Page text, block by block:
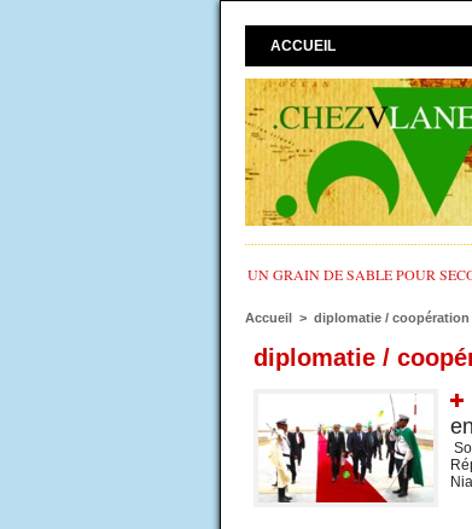
ACCUEIL
UN GRAIN DE SABLE POUR
Accueil > diplomatie / coopération
diplomatie /